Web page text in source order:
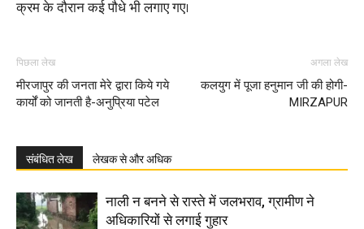
क्रम के दौरान कई पौधे भी लगाए गए।
पिछला लेख
मीरजापुर की जनता मेरे द्वारा किये गये
कार्यों को जानती है-अनुप्रिया पटेल
अगला लेख
कलयुग में पूजा हनुमान जी की होगी-
MIRZAPUR
संबंधित लेख लेखक से और अधिक
नाली न बनने से रास्ते में जलभराव, ग्रामीण ने
अधिकारियों से लगाई गुहार